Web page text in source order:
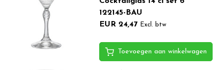
122145-BAU
EUR 24,47
Excl. btw
Toevoegen aan winkelwagen